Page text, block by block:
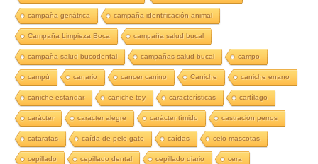
campaña geriátrica campaña identificación animal
Campaña Limpieza Boca campaña salud bucal
campaña salud bucodental campañas salud bucal campo
campú canario cancer canino Caniche caniche enano
caniche estandar caniche toy características cartílago
carácter carácter alegre carácter tímido castración perros
cataratas caída de pelo gato caídas celo mascotas
cepillado cepillado dental cepillado diario cera